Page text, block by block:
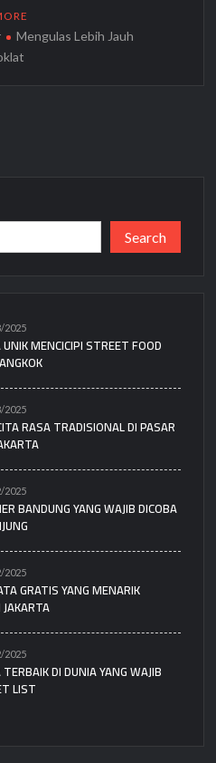
Mengulas Lebih Jauh
Search
2025
MENCICIPI STREET FOOD
2025
RASA TRADISIONAL DI PASAR
2025
BANDUNG YANG WAJIB DICOBA
2025
GRATIS YANG MENARIK
JAKARTA
2025
DI DUNIA YANG WAJIB
LIST